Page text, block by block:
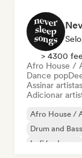
> 4300
Afro House /
Dance pop
Assinar
Adicionar
Afro House /
Drum and Bass
Lofi bedroom